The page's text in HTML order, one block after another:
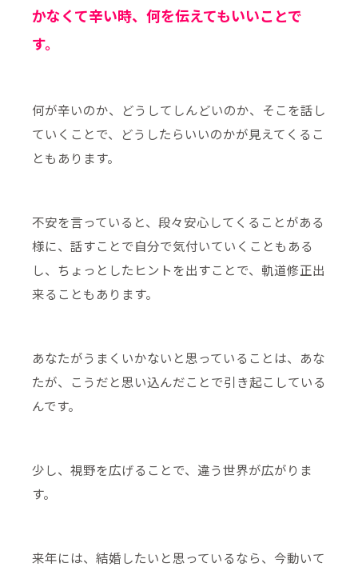
かなくて辛い時、何を伝えてもいいことで
す。
何が辛いのか、どうしてしんどいのか、そこを話し
ていくことで、どうしたらいいのかが見えてくるこ
ともあります。
不安を言っていると、段々安心してくることがある
様に、話すことで自分で気付いていくこともある
し、ちょっとしたヒントを出すことで、軌道修正出
来ることもあります。
あなたがうまくいかないと思っていることは、あな
たが、こうだと思い込んだことで引き起こしている
んです。
少し、視野を広げることで、違う世界が広がりま
す。
来年には、結婚したいと思っているなら、今動いて